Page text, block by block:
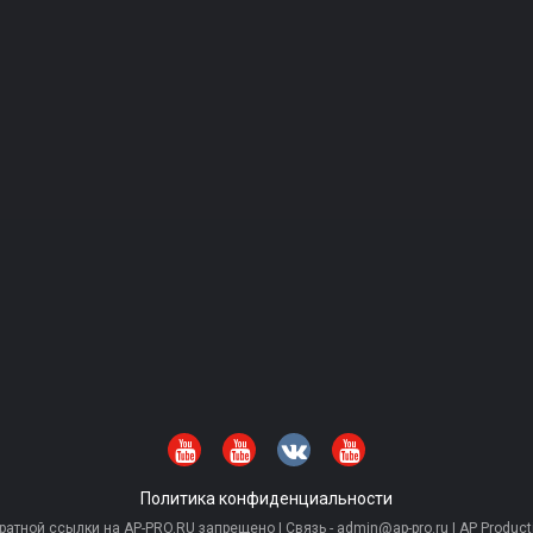
Политика конфиденциальности
ссылки на AP-PRO.RU запрещено | Связь - admin@ap-pro.ru | AP